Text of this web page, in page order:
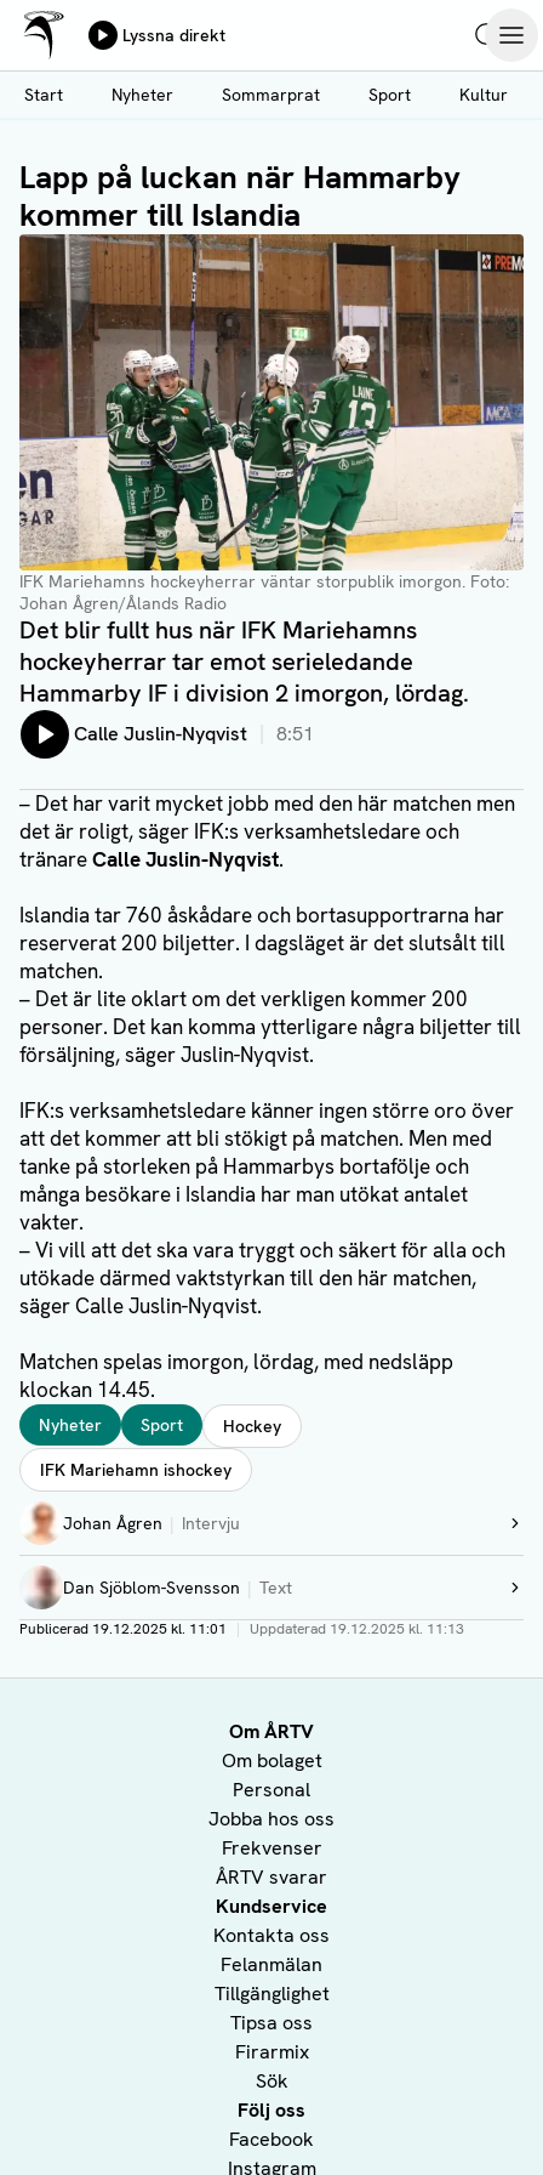
Hoppa
till
huvudinnehåll
Ålands Radio & TV
Lyssna direkt
Start
Nyheter Sommarprat Sport Kultur
Lapp på luckan när Hammarby
kommer till Islandia
IFK Mariehamns hockeyherrar väntar storpublik imorgon. Foto:
Johan Ågren/Ålands Radio
Det blir fullt hus när IFK Mariehamns
hockeyherrar tar emot serieledande
Hammarby IF i division 2 imorgon, lördag.
Lyssna på:
Calle Juslin-Nyqvist 8:51
– Det har varit mycket jobb med den här matchen men
det är roligt, säger IFK:s verksamhetsledare och
tränareCalle Juslin-Nyqvist.
Islandia tar 760 åskådare och bortasupportrarna har
reserverat 200 biljetter. I dagsläget är det slutsålt till
matchen.
– Det är lite oklart om det verkligen kommer 200
personer. Det kan komma ytterligare några biljetter till
försäljning, säger Juslin-Nyqvist.
IFK:s verksamhetsledare känner ingen större oro över
att det kommer att bli stökigt på matchen. Men med
tanke på storleken på Hammarbys bortafölje och
många besökare i Islandia har man utökat antalet
vakter.
– Vi vill att det ska vara tryggt och säkert för alla och
utökade därmed vaktstyrkan till den här matchen,
säger Calle Juslin-Nyqvist.
Matchen spelas imorgon, lördag, med nedsläpp
klockan 14.45.
Taggar
Nyheter Sport
Hockey
IFK Mariehamn ishockey
Författare
Johan Ågren Intervju
Visa profil
Dan Sjöblom-Svensson Text
Visa profil
Publicerad 19.12.2025 kl. 11:01 | Uppdaterad 19.12.2025 kl. 11:13
Om ÅRTV
Om bolaget
Personal
Jobba hos oss
Frekvenser
ÅRTV svarar
Kundservice
Kontakta oss
Felanmälan
Tillgänglighet
Tipsa oss
Firarmix
Sök
Följ oss
Facebook
Instagram